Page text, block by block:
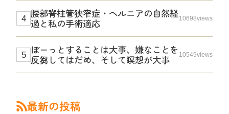
腰部脊柱管狭窄症・ヘルニアの自然経
過と私の手術適応
10698views
ぼーっとすることは大事、嫌なことを
反芻してはだめ、そして瞑想が大事
10549views
最新の投稿